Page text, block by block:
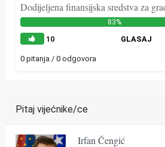
Dodijeljena finansijska sredstva za
83%
10 GLASAJ
0 pitanja / 0 odgovora
Pitaj vijećnike/ce
Irfan Čengić